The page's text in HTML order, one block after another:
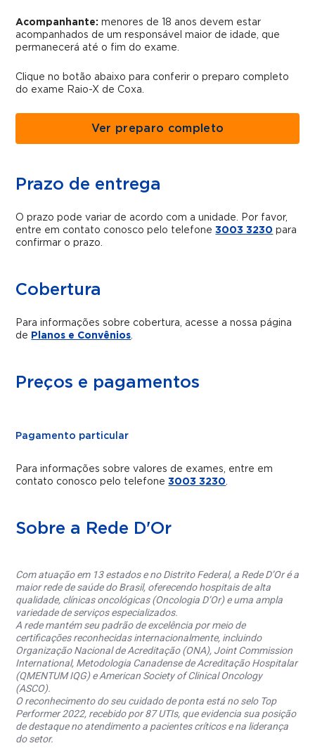
Acompanhante: menores de 18 anos devem estar
acompanhados de um responsável maior de idade, que
permanecerá até o fim do exame.
Clique no botão abaixo para conferir o preparo completo
do exame Raio-X de Coxa.
Ver preparo completo
Prazo de entrega
O prazo pode variar de acordo com a unidade. Por favor,
entre em contato conosco pelo telefone3003 3230 para
confirmar o prazo.
Cobertura
Para informações sobre cobertura, acesse a nossa página
de Planos e Convênios.
Preços e pagamentos
Pagamento particular
Para informações sobre valores de exames, entre em
contato conosco pelo telefone3003 3230.
Sobre a Rede D'Or
Com atuação em 13 estados e no Distrito Federal, a Rede D’Or é a
maior rede de saúde do Brasil, oferecendo hospitais de alta
qualidade, clínicas oncológicas (Oncologia D’Or) e uma ampla
variedade de serviços especializados.
A rede mantém seu padrão de excelência por meio de
certificações reconhecidas internacionalmente, incluindo
Organização Nacional de Acreditação (ONA), Joint Commission
International, Metodologia Canadense de Acreditação Hospitalar
(QMENTUM IQG) e American Society of Clinical Oncology
(ASCO).
O reconhecimento do seu cuidado de ponta está no selo Top
Performer 2022, recebido por 87 UTIs, que evidencia sua posição
de destaque no atendimento a pacientes críticos e na liderança
do setor.